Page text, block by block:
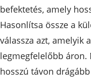
befektetés, amely
Hasonlítsa össze a
válassza azt, amelyik
legmegfelelőbb áron.
hosszú távon